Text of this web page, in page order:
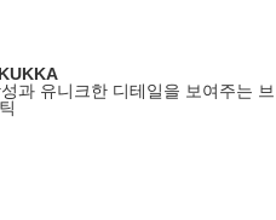
과 유니크한 디테일을 보여주는